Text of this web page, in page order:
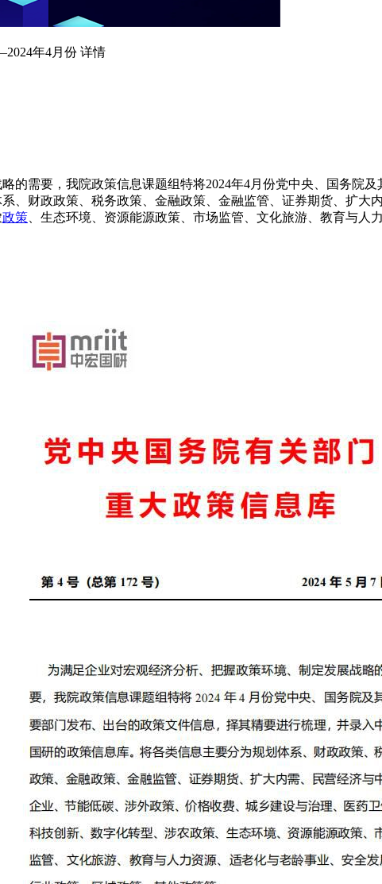
年4月份 详情
的需要，我院政策信息课题组特将2024年4月份党中央、国务院
、财政政策、税务政策、金融政策、金融监管、证券期货、扩大
政策 、生态环境、资源能源政策、市场监管、文化旅游、教育与